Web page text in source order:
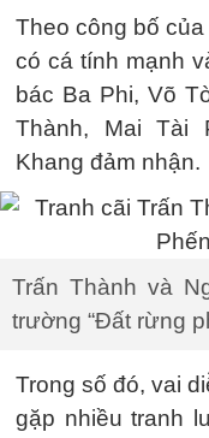
Theo công bố
có cá tính mạnh
bác Ba Phi, Võ
Thành, Mai Tài
Khang đảm nhận.
Trấn Thành và
trường “Đất rừng
Trong số đó, vai
gặp nhiều tranh